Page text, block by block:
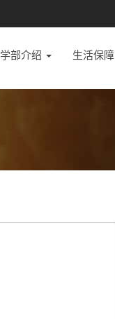
学部介绍 生活保障